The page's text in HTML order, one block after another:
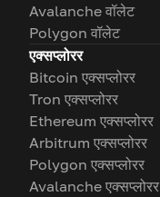
Avalanche वॉलेट
Polygon वॉलेट
एक्सप्लोरर
Bitcoin एक्सप्लोरर
Tron एक्सप्लोरर
Ethereum एक्सप्लोरर
Arbitrum एक्सप्लोरर
Polygon एक्सप्लोरर
Avalanche एक्सप्लोरर